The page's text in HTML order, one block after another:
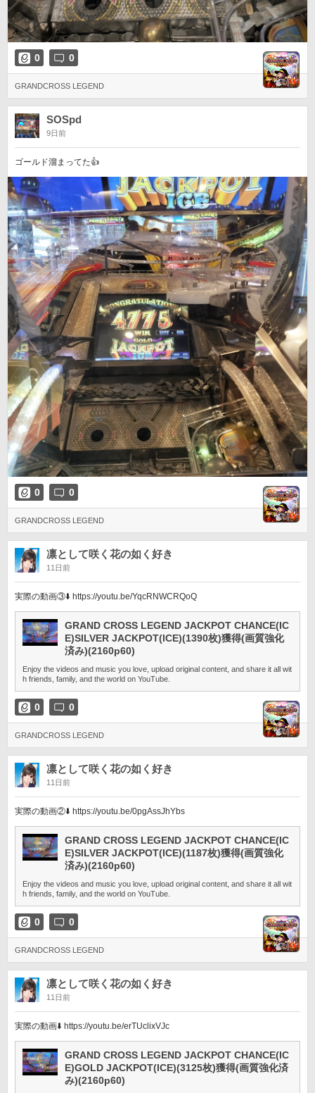
0 0
GRANDCROSS LEGEND
SOSpd
9日前
ゴールド溜まってた👍
0 0
GRANDCROSS LEGEND
凛として咲く花の如く好き
11日前
実際の動画③⬇️ https://youtu.be/YqcRNWCRQoQ
GRAND CROSS LEGEND JACKPOT CHANCE(IC
E)SILVER JACKPOT(ICE)(1390枚)獲得(画質強化
済み)(2160p60)
Enjoy the videos and music you love, upload original content, and share it all wit
h friends, family, and the world on YouTube.
0 0
GRANDCROSS LEGEND
凛として咲く花の如く好き
11日前
実際の動画②⬇️ https://youtu.be/0pgAssJhYbs
GRAND CROSS LEGEND JACKPOT CHANCE(IC
E)SILVER JACKPOT(ICE)(1187枚)獲得(画質強化
済み)(2160p60)
Enjoy the videos and music you love, upload original content, and share it all wit
h friends, family, and the world on YouTube.
0 0
GRANDCROSS LEGEND
凛として咲く花の如く好き
11日前
実際の動画⬇️ https://youtu.be/erTUclixVJc
GRAND CROSS LEGEND JACKPOT CHANCE(IC
E)GOLD JACKPOT(ICE)(3125枚)獲得(画質強化済
み)(2160p60)